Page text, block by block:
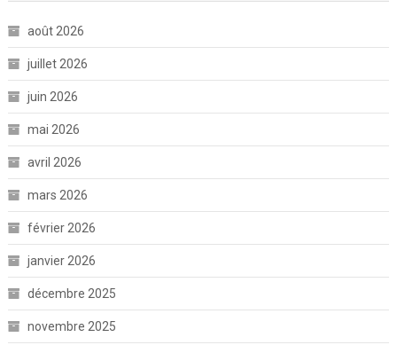
août 2026
juillet 2026
juin 2026
mai 2026
avril 2026
mars 2026
février 2026
janvier 2026
décembre 2025
novembre 2025